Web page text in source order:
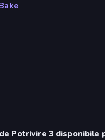
Potrivire 3